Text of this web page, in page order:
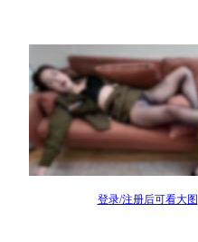
登录/注册后可看大图